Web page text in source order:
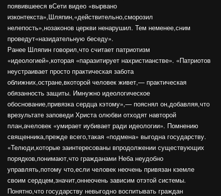
появившееся вСети видео «вырвано
изконтекста»,Шляпин,«действительно,сморозил
нелепость»,нозаконов церкви ненарушил. Тем неменее,сним
проведут«назидательную беседу».
Ранее Шляпин говорил,что считает патриотизм
«идеологией»,которая «паразитирует нахристианстве». «Патриотов
неустраивает просто практическая забота
оближних,остране,вкоторой человек живет,— практическая
обязанность защиты. Имнужно идеологическое
обоснование,привязка сердца кэтому»,— пояснял он,добавляя,что
врезультате заповеди Христа олюбви отходят навторой
план,ачеловек «умирает иубивает ради идеологии». Помнению
священника,прежде всего,такая «подмена» выгодна государству.
«Телюди,которые заинтересованы впродолжении существующих
порядков,понимают,что гражданами Неба неудобно
управлять,потому что,если человек неочень привязан кземле
своим сердцем,значит,оннеочень зависим отэтой системы.
Понятно,что государству невыгодно воспитывать граждан